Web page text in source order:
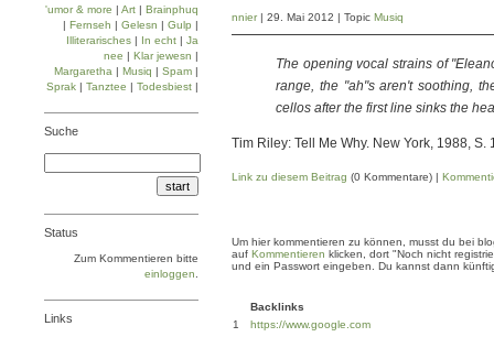
nnier| 29. Mai 2012 | Topic Musiq
The opening vocal strains of
range, the "ah"s aren't soothing,
cellos after the first line sinks the
Tim Riley: Tell Me Why. New York, 1988, S.
Link zu diesem Beitrag (0 Kommentare) |
Um hier kommentieren zu können, musst du bei
auf Kommentieren klicken, dort "Noch nicht
und ein Passwort eingeben. Du kannst dann
Backlinks
1
https://www.google.com
'umor & more | Art | Brainphuq
| Fernseh | Gelesn | Gulp |
Illiterarisches | In echt | Ja
nee | Klar jewesn |
Margaretha | Musiq | Spam |
Sprak | Tanztee | Todesbiest |
Suche
Status
Zum Kommentieren bitte
einloggen
Links